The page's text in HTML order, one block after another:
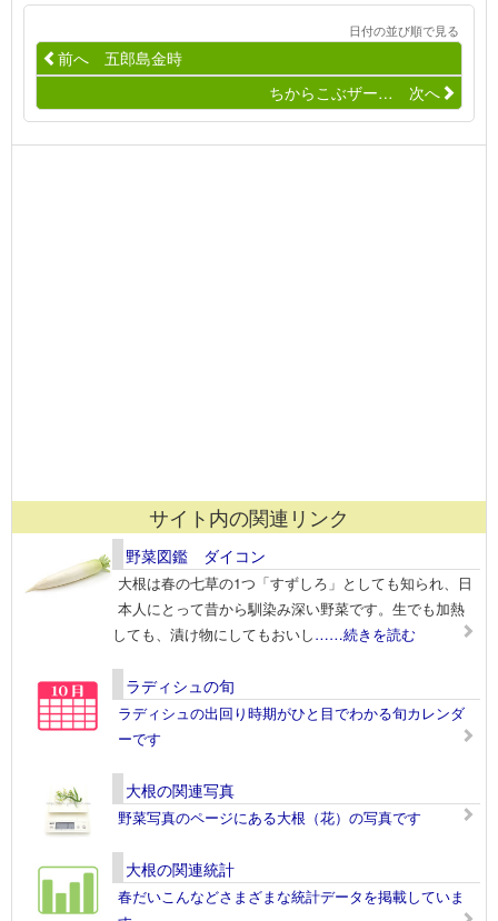
日付の並び順で見る
前へ 五郎島金時
ちからこぶザー… 次へ
サイト内の関連リンク
野菜図鑑 ダイコン
大根は春の七草の1つ「すずしろ」としても知られ、日
本人にとって昔から馴染み深い野菜です。生でも加熱
しても、漬け物にしてもおいし……続きを読む
ラディシュの旬
ラディシュの出回り時期がひと目でわかる旬カレンダ
ーです
大根の関連写真
野菜写真のページにある大根（花）の写真です
大根の関連統計
春だいこんなどさまざまな統計データを掲載していま